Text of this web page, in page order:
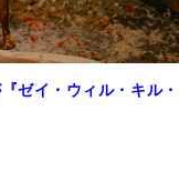
ゼイ・ウィル・キル・